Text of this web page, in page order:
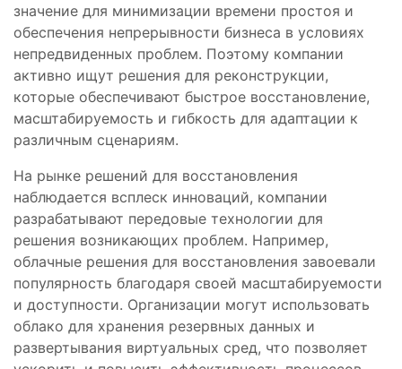
значение для минимизации времени простоя и
обеспечения непрерывности бизнеса в условиях
непредвиденных проблем. Поэтому компании
активно ищут решения для реконструкции,
которые обеспечивают быстрое восстановление,
масштабируемость и гибкость для адаптации к
различным сценариям.
На рынке решений для восстановления
наблюдается всплеск инноваций, компании
разрабатывают передовые технологии для
решения возникающих проблем. Например,
облачные решения для восстановления завоевали
популярность благодаря своей масштабируемости
и доступности. Организации могут использовать
облако для хранения резервных данных и
развертывания виртуальных сред, что позволяет